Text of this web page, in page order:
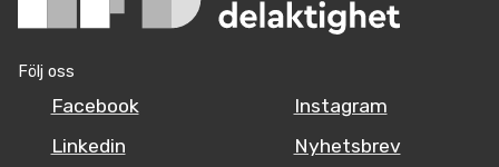
Följ oss
Facebook
Linkedin
Instagram
Nyhetsbrev